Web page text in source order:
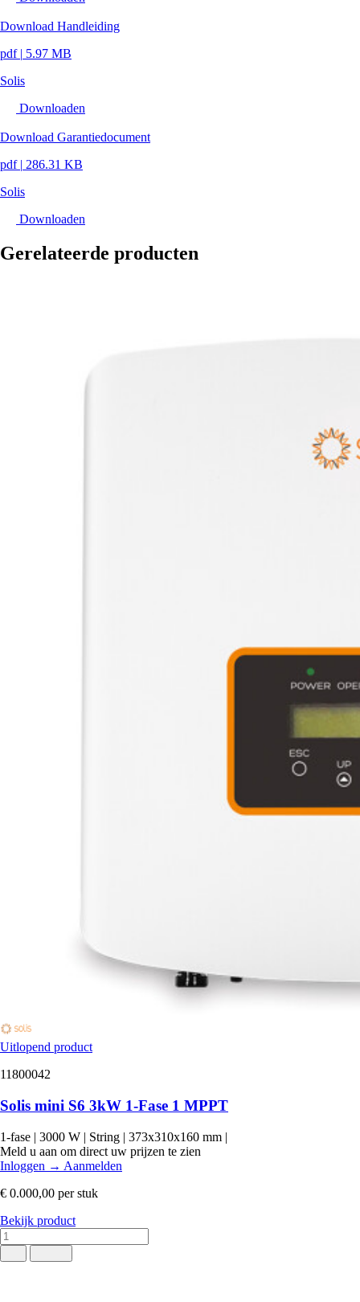
Download Handleiding
pdf | 5.97 MB
Solis
Downloaden
Download Garantiedocument
pdf | 286.31 KB
Solis
Downloaden
Gerelateerde producten
Uitlopend product
11800042
Solis mini S6 3kW 1-Fase 1 MPPT
1-fase | 3000 W | String | 373x310x160 mm |
Meld u aan om direct uw prijzen te zien
Inloggen → Aanmelden
€ 0.000,00 per stuk
Bekijk product